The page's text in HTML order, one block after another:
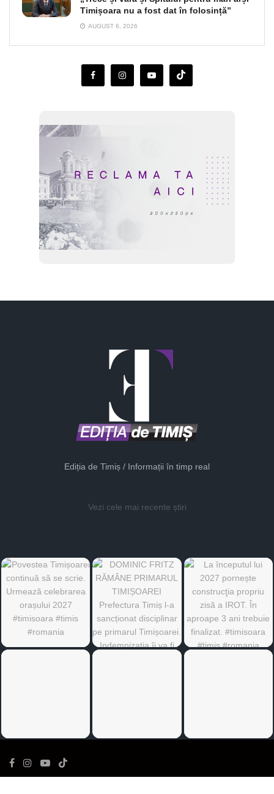
Timișoara nu a fost dat în folosință”
AUGUST 6, 2026
Ediția de Timiș / Informații în timp real
Vezi cele mai recente știri